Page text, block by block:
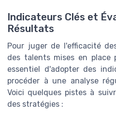
Indicateurs Clés et
Résultats
Pour juger de l'efficacité
des talents mises en place
essentiel d'adopter des
procéder à une analyse
Voici quelques pistes à
des stratégies :